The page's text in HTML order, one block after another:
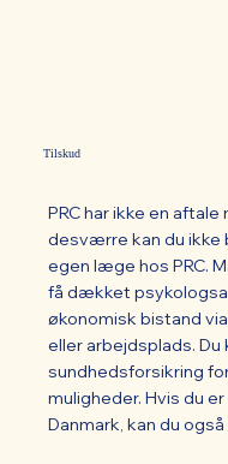
PRC har ikke en
desværre kan du ikke
egen læge hos PRC.
få dækket
økonomisk bistand
eller arbejdsplads. Du
sundhedsforsikring
muligheder. Hvis du
Danmark, kan du
Tilskud